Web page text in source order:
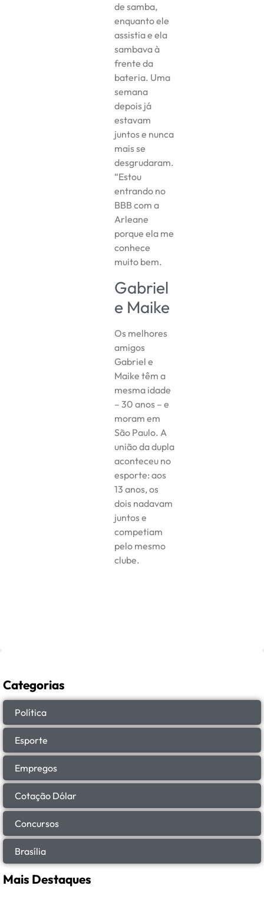
de samba,
enquanto ele
assistia e ela
sambava à
frente da
bateria. Uma
semana
depois já
estavam
juntos e nunca
mais se
desgrudaram.
“Estou
entrando no
BBB com a
Arleane
porque ela me
conhece
muito bem.
Gabriel
e Maike
Os melhores
amigos
Gabriel e
Maike têm a
mesma idade
– 30 anos – e
moram em
São Paulo. A
união da dupla
aconteceu no
esporte: aos
13 anos, os
dois nadavam
juntos e
competiam
pelo mesmo
clube.
Categorias
Política
Esporte
Empregos
Cotação Dólar
Concursos
Brasília
Mais Destaques